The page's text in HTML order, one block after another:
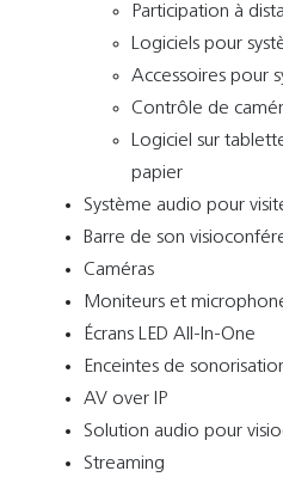
Participation à
Logiciels pour
Accessoires pour
Contrôle de
Logiciel sur
papier
Système audio pour
Barre de son
Caméras
Moniteurs et
Écrans LED All-In-One
Enceintes de
AV over IP
Solution audio pour
Streaming